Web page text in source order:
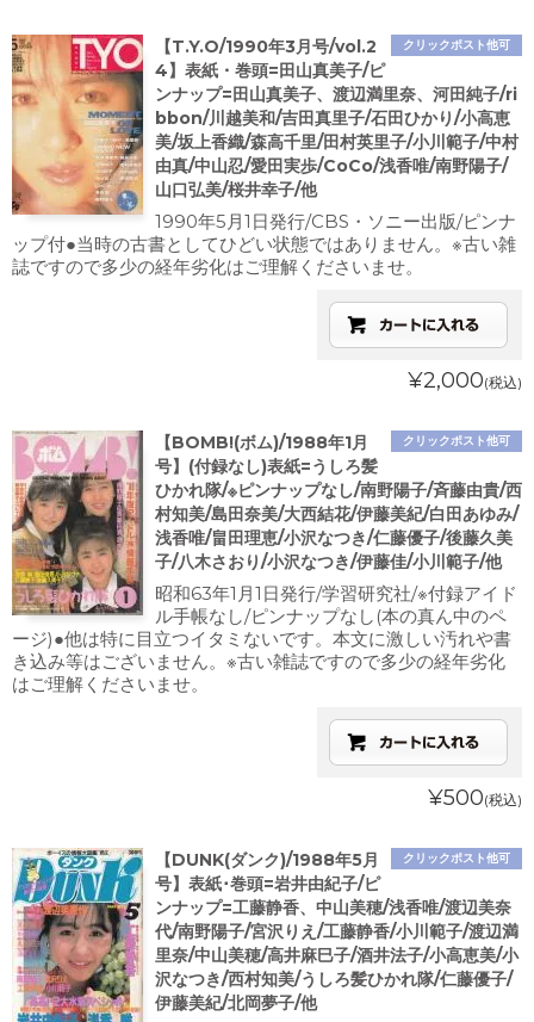
クリックポスト他可
【T.Y.O/1990年3月号/vol.2
4】表紙・巻頭=田山真美子/ピ
ンナップ=田山真美子、渡辺満里奈、河田純子/ri
bbon/川越美和/吉田真里子/石田ひかり/小高恵
美/坂上香織/森高千里/田村英里子/小川範子/中村
由真/中山忍/愛田実歩/CoCo/浅香唯/南野陽子/
山口弘美/桜井幸子/他
1990年5月1日発行/CBS・ソニー出版/ピンナ
ップ付●当時の古書としてひどい状態ではありません。※古い雑
誌ですので多少の経年劣化はご理解くださいませ。
¥2,000(税込)
クリックポスト他可
【BOMB!(ボム)/1988年1月
号】(付録なし)表紙=うしろ髪
ひかれ隊/※ピンナップなし/南野陽子/斉藤由貴/西
村知美/島田奈美/大西結花/伊藤美紀/白田あゆみ/
浅香唯/畠田理恵/小沢なつき/仁藤優子/後藤久美
子/八木さおり/小沢なつき/伊藤佳/小川範子/他
昭和63年1月1日発行/学習研究社/※付録アイド
ル手帳なし/ピンナップなし(本の真ん中のペ
ージ)●他は特に目立つイタミないです。本文に激しい汚れや書
き込み等はございません。※古い雑誌ですので多少の経年劣化
はご理解くださいませ。
¥500(税込)
クリックポスト他可
【DUNK(ダンク)/1988年5月
号】表紙･巻頭=岩井由紀子/ピ
ンナップ=工藤静香、中山美穂/浅香唯/渡辺美奈
代/南野陽子/宮沢りえ/工藤静香/小川範子/渡辺満
里奈/中山美穂/高井麻巳子/酒井法子/小高恵美/小
沢なつき/西村知美/うしろ髪ひかれ隊/仁藤優子/
伊藤美紀/北岡夢子/他